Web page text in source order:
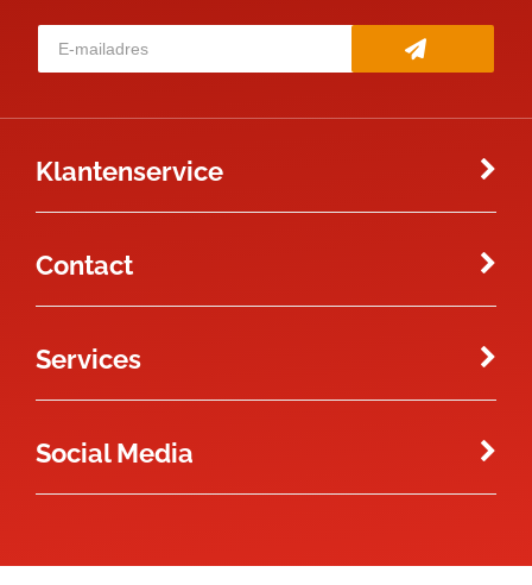
Klantenservice
Contact
Services
Social Media